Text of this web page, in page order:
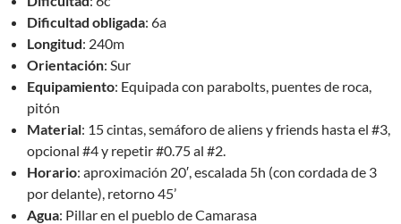
Dificultad obligada: 6a
Longitud: 240m
Orientación: Sur
Equipamiento: Equipada con parabolts, puentes de roca,
pitón
Material: 15 cintas, semáforo de aliens y friends hasta el #3,
opcional #4 y repetir #0.75 al #2.
Horario: aproximación 20′, escalada 5h (con cordada de 3
por delante), retorno 45’
Agua: Pillar en el pueblo de Camarasa